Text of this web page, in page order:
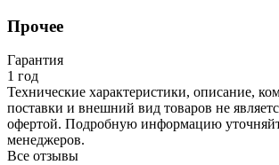
Прочее
Гарантия
1 год
Технические характеристики, описание,
поставки и внешний вид товаров не
офертой. Подробную информацию
менеджеров.
Все отзывы